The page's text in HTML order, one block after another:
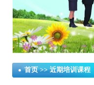
首页 >> 近期培训课程